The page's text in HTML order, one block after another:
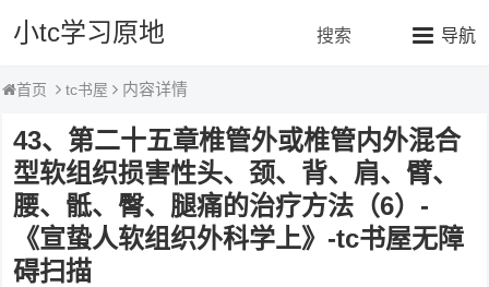
小tc学习原地 导航
搜索
首页 tc书屋 内容详情
43、第二十五章椎管外或椎管内外混合
型软组织损害性头、颈、背、肩、臂、
腰、骶、臀、腿痛的治疗方法（6）-
《宣蛰人软组织外科学上》-tc书屋无障
碍扫描